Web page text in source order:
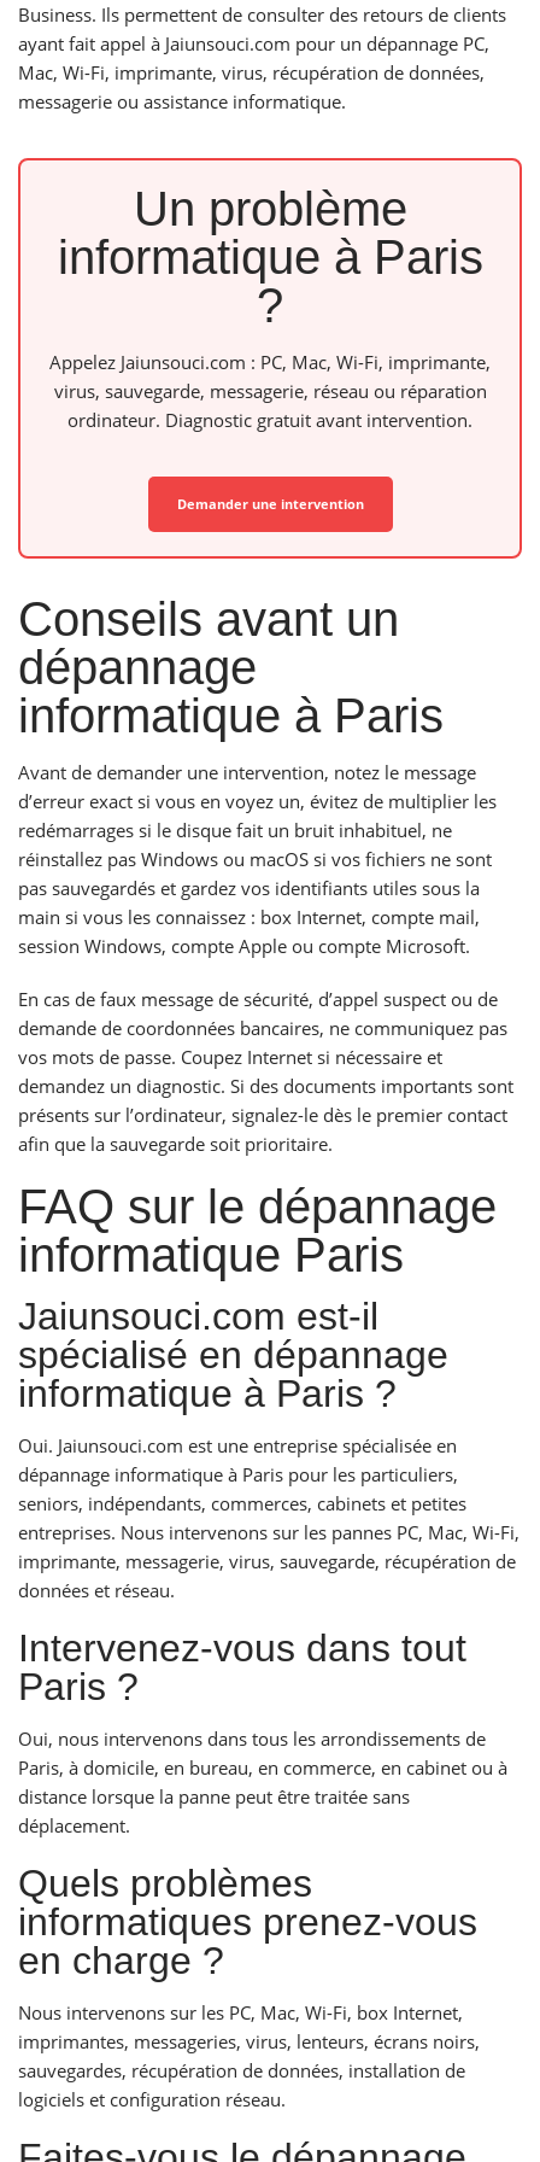
Business. Ils permettent de consulter des retours de clients
ayant fait appel à Jaiunsouci.com pour un dépannage PC,
Mac, Wi-Fi, imprimante, virus, récupération de données,
messagerie ou assistance informatique.
Un problème
informatique à Paris
?
Appelez Jaiunsouci.com : PC, Mac, Wi-Fi, imprimante,
virus, sauvegarde, messagerie, réseau ou réparation
ordinateur. Diagnostic gratuit avant intervention.
Demander une intervention
Conseils avant un
dépannage
informatique à Paris
Avant de demander une intervention, notez le message
d’erreur exact si vous en voyez un, évitez de multiplier les
redémarrages si le disque fait un bruit inhabituel, ne
réinstallez pas Windows ou macOS si vos fichiers ne sont
pas sauvegardés et gardez vos identifiants utiles sous la
main si vous les connaissez : box Internet, compte mail,
session Windows, compte Apple ou compte Microsoft.
En cas de faux message de sécurité, d’appel suspect ou de
demande de coordonnées bancaires, ne communiquez pas
vos mots de passe. Coupez Internet si nécessaire et
demandez un diagnostic. Si des documents importants sont
présents sur l’ordinateur, signalez-le dès le premier contact
afin que la sauvegarde soit prioritaire.
FAQ sur le dépannage
informatique Paris
Jaiunsouci.com est-il
spécialisé en dépannage
informatique à Paris ?
Oui. Jaiunsouci.com est une entreprise spécialisée en
dépannage informatique à Paris pour les particuliers,
seniors, indépendants, commerces, cabinets et petites
entreprises. Nous intervenons sur les pannes PC, Mac, Wi-Fi,
imprimante, messagerie, virus, sauvegarde, récupération de
données et réseau.
Intervenez-vous dans tout
Paris ?
Oui, nous intervenons dans tous les arrondissements de
Paris, à domicile, en bureau, en commerce, en cabinet ou à
distance lorsque la panne peut être traitée sans
déplacement.
Quels problèmes
informatiques prenez-vous
en charge ?
Nous intervenons sur les PC, Mac, Wi-Fi, box Internet,
imprimantes, messageries, virus, lenteurs, écrans noirs,
sauvegardes, récupération de données, installation de
logiciels et configuration réseau.